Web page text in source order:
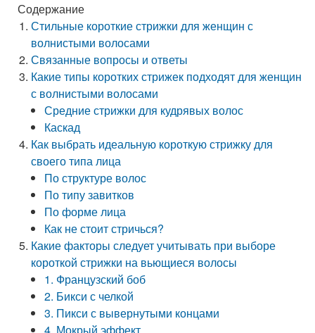
Содержание
Стильные короткие стрижки для женщин с
волнистыми волосами
Связанные вопросы и ответы
Какие типы коротких стрижек подходят для женщин
с волнистыми волосами
Средние стрижки для кудрявых волос
Каскад
Как выбрать идеальную короткую стрижку для
своего типа лица
По структуре волос
По типу завитков
По форме лица
Как не стоит стричься?
Какие факторы следует учитывать при выборе
короткой стрижки на вьющиеся волосы
1. Французский боб
2. Бикси с челкой
3. Пикси с вывернутыми концами